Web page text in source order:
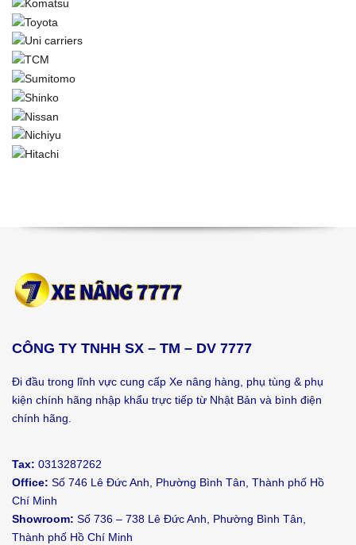
CÔNG TY TNHH SX – TM – DV 7777
Đi đầu trong lĩnh vực cung cấp Xe nâng hàng, phụ tùng & phụ
kiện chính hãng nhập khẩu trực tiếp từ Nhật Bản và bình điện
chính hãng.
Tax: 0313287262
Office: Số 746 Lê Đức Anh, Phường Bình Tân, Thành phố Hồ
Chí Minh
Showroom: Số 736 – 738 Lê Đức Anh, Phường Bình Tân,
Thành phố Hồ Chí Minh